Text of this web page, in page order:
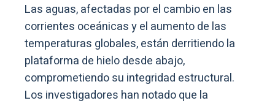
Las aguas, afectadas por el cambio en las
corrientes oceánicas y el aumento de las
temperaturas globales, están derritiendo la
plataforma de hielo desde abajo,
comprometiendo su integridad estructural.
Los investigadores han notado que la